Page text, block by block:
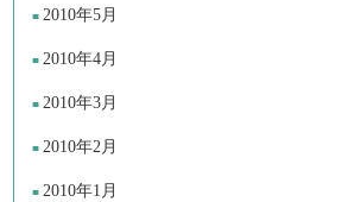
2010年5月
2010年4月
2010年3月
2010年2月
2010年1月